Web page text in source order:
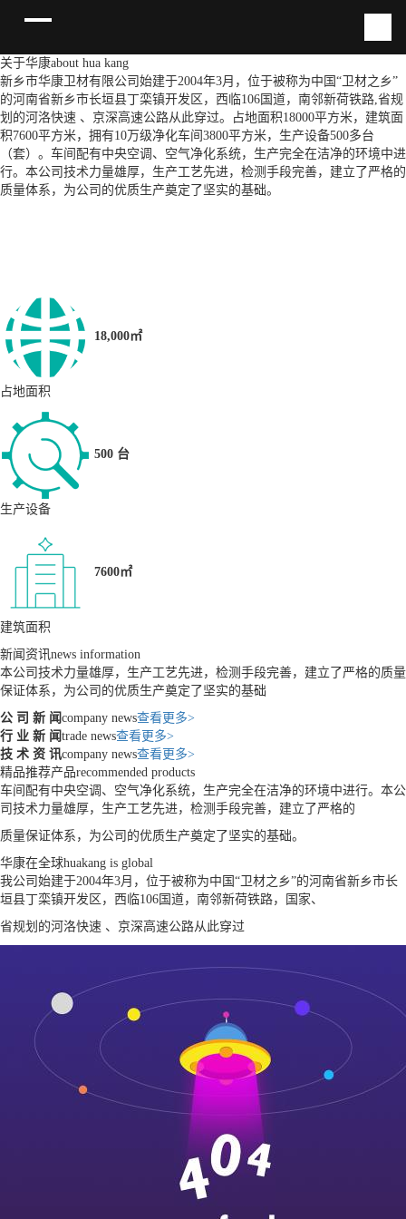
关于华康about hua kang
新乡市华康卫材有限公司始建于2004年3月，位于被称为中国“卫材之乡”
的河南省新乡市长垣县丁栾镇开发区，西临106国道，南邻新荷铁路,省规
划的河洛快速 、京深高速公路从此穿过。占地面积18000平方米，建筑面
积7600平方米，拥有10万级净化车间3800平方米，生产设备500多台
（套）。车间配有中央空调、空气净化系统，生产完全在洁净的环境中进
行。本公司技术力量雄厚，生产工艺先进，检测手段完善，建立了严格的
质量体系，为公司的优质生产奠定了坚实的基础。
18,000㎡
占地面积
500 台
生产设备
7600㎡
建筑面积
新闻资讯news information
本公司技术力量雄厚，生产工艺先进，检测手段完善，建立了严格的质量
保证体系，为公司的优质生产奠定了坚实的基础
公 司 新 闻company news查看更多>
行 业 新 闻trade news查看更多>
技 术 资 讯company news查看更多>
精品推荐产品recommended products
车间配有中央空调、空气净化系统，生产完全在洁净的环境中进行。本公
司技术力量雄厚，生产工艺先进，检测手段完善，建立了严格的
质量保证体系，为公司的优质生产奠定了坚实的基础。
华康在全球huakang is global
我公司始建于2004年3月，位于被称为中国“卫材之乡”的河南省新乡市长
垣县丁栾镇开发区，西临106国道，南邻新荷铁路，国家、
省规划的河洛快速 、京深高速公路从此穿过